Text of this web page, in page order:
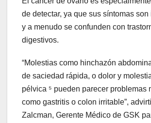
de detectar, ya que sus síntomas
y a menudo se confunden con
digestivos.
“Molestias como hinchazón
de saciedad rápida, o dolor y
pélvica ⁵ pueden parecer problemas
como gastritis o colon irritable”,
Zalcman, Gerente Médico de GSK